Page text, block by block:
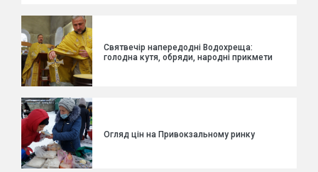
Святвечір напередодні Водохреща:
голодна кутя, обряди, народні прикмети
Огляд цін на Привокзальному ринку